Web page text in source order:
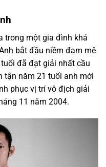
trong một gia đình khá
bắt đầu niềm đam mê
đã đạt giải nhất cầu
tận năm 21 tuổi anh mới
phục vị trí vô địch giải
11 năm 2004.